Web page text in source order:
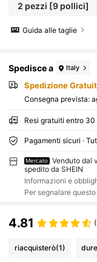
2 pezzi [9 pollici]
Guida alle taglie
Spedisce a Italy
Spedizione
Consegna prevista:
Resi gratuiti entro 30
Pagamenti sicuri ·
Mercato
Venduto dal
spedito da SHEIN
Informazioni e
Per segnalare
4.81
riacquisterò(1)